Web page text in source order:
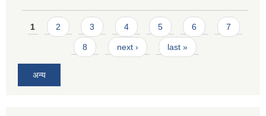
Pages
1 2 3 4 5 6 7
8 next › last »
अन्य